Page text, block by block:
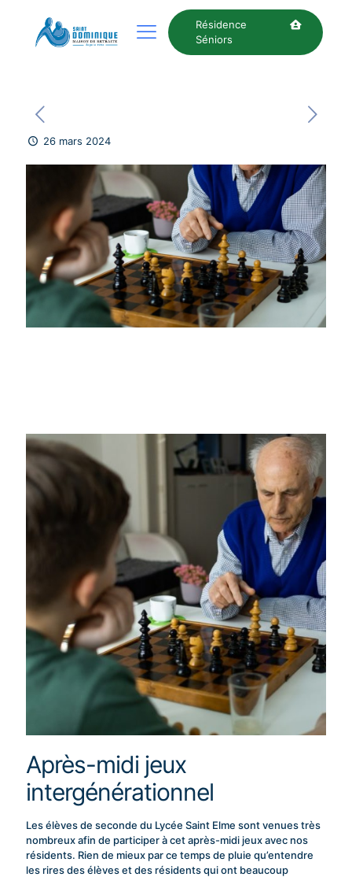
Résidence
Séniors
26 mars 2024
Après-midi jeux
intergénérationnel
Les élèves de seconde du Lycée Saint Elme sont venues très
nombreux afin de participer à cet après-midi jeux avec nos
résidents. Rien de mieux par ce temps de pluie qu’entendre
les rires des élèves et des résidents qui ont beaucoup